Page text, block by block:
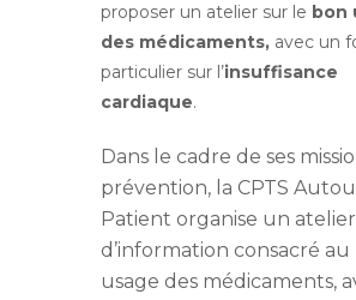
proposer un atelier sur le bon
des médicaments, avec un
particulier sur l’insuffisance
cardiaque.
Dans le cadre de ses
prévention, la CPTS
Patient organise un atelier
d’information consacré au
usage des médicaments,